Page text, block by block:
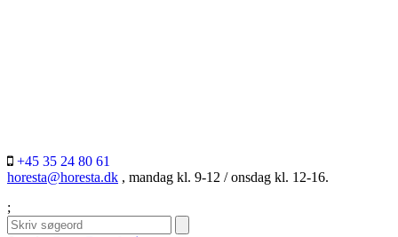
+45 35 24 80 61
horesta@horesta.dk , mandag kl. 9-12 / onsdag kl. 12-16.
;